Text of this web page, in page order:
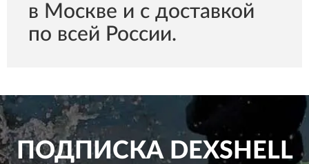
в Москве и с доставкой
по всей России.
ПОДПИСКАDEXSHELL